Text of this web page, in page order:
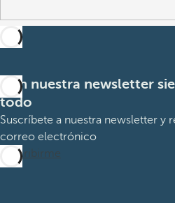
Con nuestra newsletter
todo
Suscríbete a nuestra newsletter y
correo electrónico
Suscribirme